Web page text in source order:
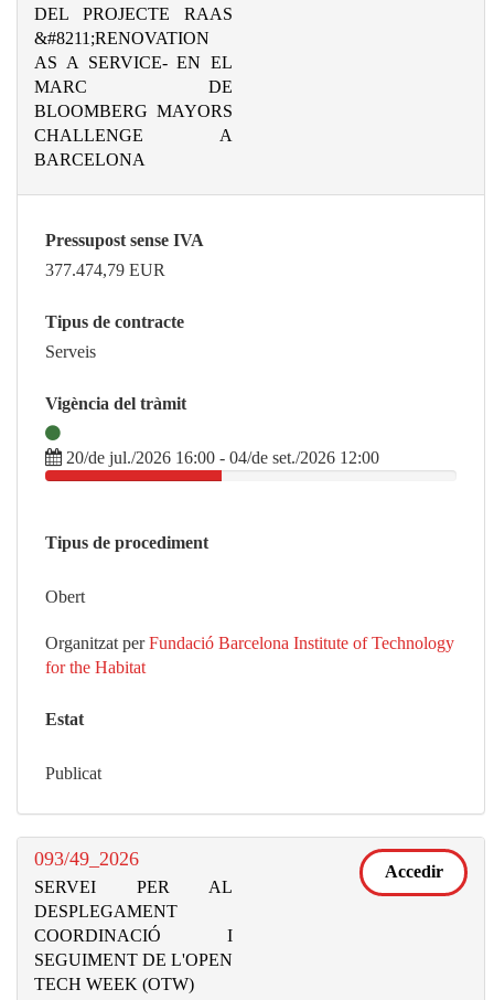
DEL PROJECTE RAAS
&#8211;RENOVATION
AS A SERVICE- EN EL
MARC DE
BLOOMBERG MAYORS
CHALLENGE A
BARCELONA
Pressupost sense IVA
377.474,79 EUR
Tipus de contracte
Serveis
Vigència del tràmit
20/de jul./2026 16:00 - 04/de set./2026 12:00
Tipus de procediment
Obert
Organitzat per Fundació Barcelona Institute of Technology
for the Habitat
Estat
Publicat
093/49_2026
SERVEI PER AL
DESPLEGAMENT
COORDINACIÓ I
SEGUIMENT DE L'OPEN
TECH WEEK (OTW)
Accedir